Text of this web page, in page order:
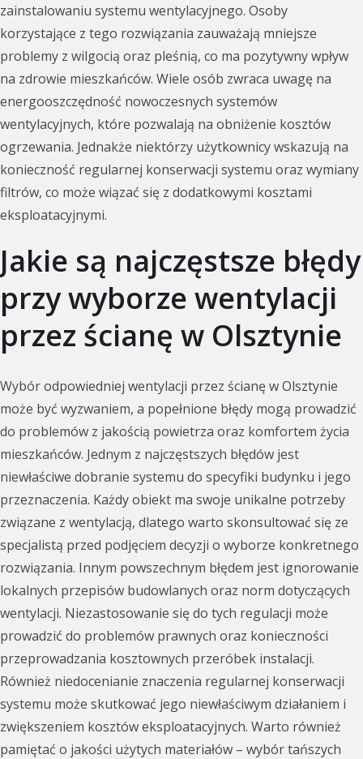
zainstalowaniu systemu wentylacyjnego. Osoby
korzystające z tego rozwiązania zauważają mniejsze
problemy z wilgocią oraz pleśnią, co ma pozytywny wpływ
na zdrowie mieszkańców. Wiele osób zwraca uwagę na
energooszczędność nowoczesnych systemów
wentylacyjnych, które pozwalają na obniżenie kosztów
ogrzewania. Jednakże niektórzy użytkownicy wskazują na
konieczność regularnej konserwacji systemu oraz wymiany
filtrów, co może wiązać się z dodatkowymi kosztami
eksploatacyjnymi.
Jakie są najczęstsze błędy
przy wyborze wentylacji
przez ścianę w Olsztynie
Wybór odpowiedniej wentylacji przez ścianę w Olsztynie
może być wyzwaniem, a popełnione błędy mogą prowadzić
do problemów z jakością powietrza oraz komfortem życia
mieszkańców. Jednym z najczęstszych błędów jest
niewłaściwe dobranie systemu do specyfiki budynku i jego
przeznaczenia. Każdy obiekt ma swoje unikalne potrzeby
związane z wentylacją, dlatego warto skonsultować się ze
specjalistą przed podjęciem decyzji o wyborze konkretnego
rozwiązania. Innym powszechnym błędem jest ignorowanie
lokalnych przepisów budowlanych oraz norm dotyczących
wentylacji. Niezastosowanie się do tych regulacji może
prowadzić do problemów prawnych oraz konieczności
przeprowadzania kosztownych przeróbek instalacji.
Również niedocenianie znaczenia regularnej konserwacji
systemu może skutkować jego niewłaściwym działaniem i
zwiększeniem kosztów eksploatacyjnych. Warto również
pamiętać o jakości użytych materiałów – wybór tańszych